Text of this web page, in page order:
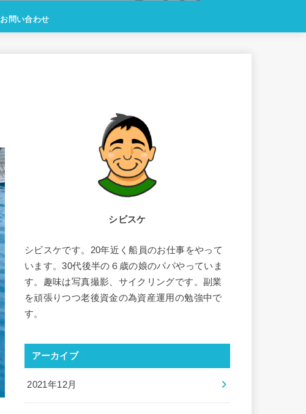
お問い合わせ
シビスケ
シビスケです。20年近く船員のお仕事をやって
います。30代後半の６歳の娘のパパやっていま
す。趣味は写真撮影、サイクリングです。副業
を頑張りつつ老後資金の為資産運用の勉強中で
す。
アーカイブ
2021年12月